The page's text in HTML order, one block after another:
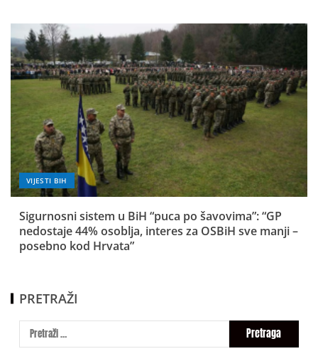
VIJESTI BIH
Sigurnosni sistem u BiH “puca po šavovima”: “GP
nedostaje 44% osoblja, interes za OSBiH sve manji –
posebno kod Hrvata”
PRETRAŽI